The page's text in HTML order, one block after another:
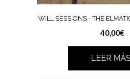
WILL SESSIONS ‎- THE
40,00€
LEER MÁS